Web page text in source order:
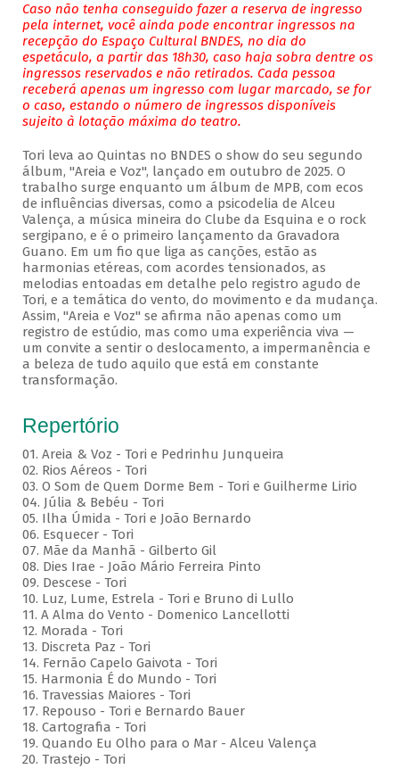
Caso não tenha conseguido fazer a reserva de ingresso
pela internet, você ainda pode encontrar ingressos na
recepção do Espaço Cultural BNDES, no dia do
espetáculo, a partir das 18h30, caso haja sobra dentre os
ingressos reservados e não retirados. Cada pessoa
receberá apenas um ingresso com lugar marcado, se for
o caso, estando o número de ingressos disponíveis
sujeito à lotação máxima do teatro.
Tori leva ao Quintas no BNDES o show do seu segundo
álbum, "Areia e Voz", lançado em outubro de 2025. O
trabalho surge enquanto um álbum de MPB, com ecos
de influências diversas, como a psicodelia de Alceu
Valença, a música mineira do Clube da Esquina e o rock
sergipano, e é o primeiro lançamento da Gravadora
Guano. Em um fio que liga as canções, estão as
harmonias etéreas, com acordes tensionados, as
melodias entoadas em detalhe pelo registro agudo de
Tori, e a temática do vento, do movimento e da mudança.
Assim, "Areia e Voz" se afirma não apenas como um
registro de estúdio, mas como uma experiência viva —
um convite a sentir o deslocamento, a impermanência e
a beleza de tudo aquilo que está em constante
transformação.
Repertório
01. Areia & Voz - Tori e Pedrinhu Junqueira
02. ⁠Rios Aéreos - Tori
03. O Som de Quem Dorme Bem - Tori e Guilherme Lirio
04. Júlia & Bebéu - Tori
05. Ilha Úmida - Tori e João Bernardo
06. Esquecer - Tori
07. Mãe da Manhã - Gilberto Gil
08. Dies Irae - João Mário Ferreira Pinto
09. Descese - Tori
10. Luz, Lume, Estrela - Tori e Bruno di Lullo
11. A Alma do Vento - Domenico Lancellotti
12. Morada - Tori
13. Discreta Paz - Tori
14. Fernão Capelo Gaivota - Tori
15. Harmonia É do Mundo - Tori
16. Travessias Maiores - Tori
17. Repouso - Tori e Bernardo Bauer
⁠18. Cartografia - Tori
19. Quando Eu Olho para o Mar - Alceu Valença
20. Trastejo - Tori